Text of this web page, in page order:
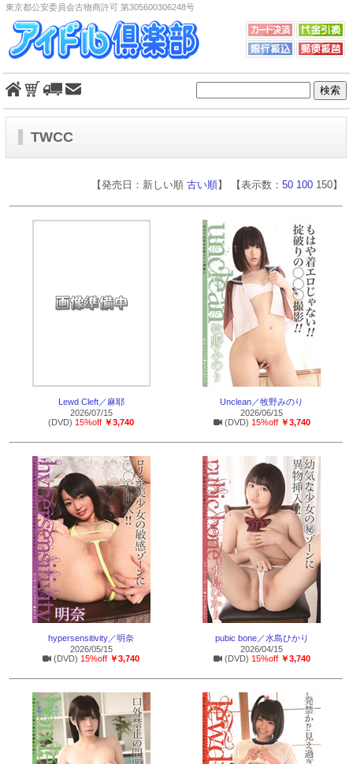
東京都公安委員会古物商許可 第305600306248号
TWCC
【発売日：新しい順古い順】 【表示数：50 100 150】
Lewd Cleft／麻耶
2026/07/15
(DVD) 15%off ￥3,740
Unclean／牧野みのり
2026/06/15
(DVD) 15%off ￥3,740
hypersensitivity／明奈
2026/05/15
(DVD) 15%off ￥3,740
pubic bone／水島ひかり
2026/04/15
(DVD) 15%off ￥3,740